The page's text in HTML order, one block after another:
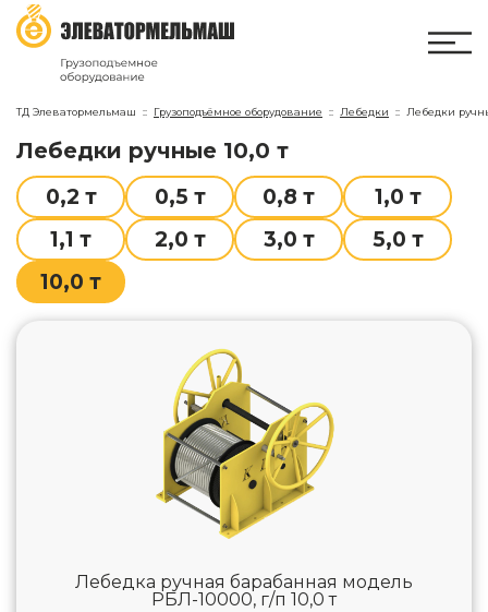
ТД Элеватормельмаш Грузоподъёмное оборудование Лебедки Лебедки
лебедки ручные 10,0 т
0,2 т 0,5 т 0,8 т
1,0 т
1,1 т
2,0 т 3,0 т
5,0 т
10,0 т
Лебедка ручная барабанная модель
РБЛ-10000, г/п 10,0 т